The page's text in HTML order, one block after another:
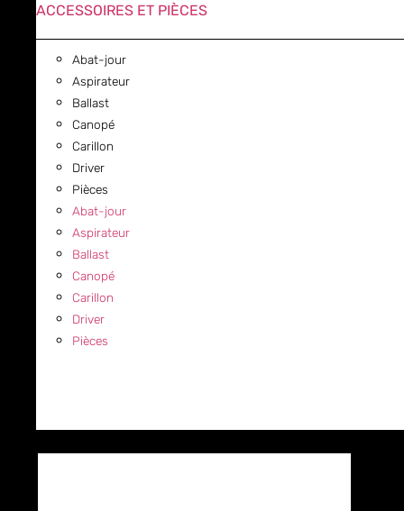
ACCESSOIRES ET PIÈCES
Abat-jour
Aspirateur
Ballast
Canopé
Carillon
Driver
Pièces
Abat-jour
Aspirateur
Ballast
Canopé
Carillon
Driver
Pièces